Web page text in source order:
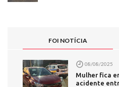
FOI NOTÍCIA
08/08/2025
Mulher fica
acidente